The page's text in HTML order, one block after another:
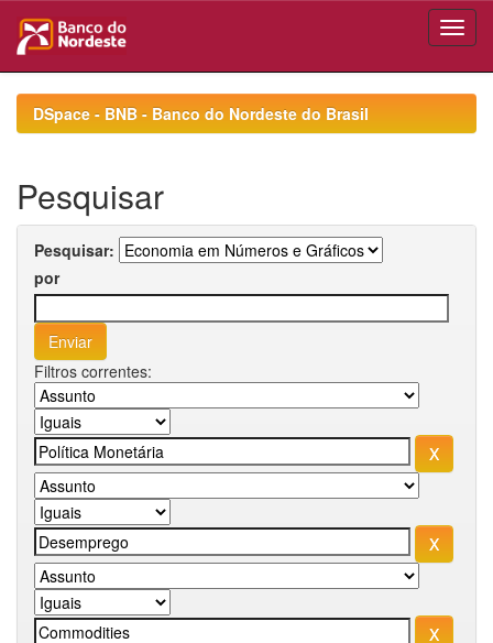
navigationDSpace - BNB - Banco do Nordeste do Brasil
Pesquisar
Pesquisar:
por
Filtros correntes: